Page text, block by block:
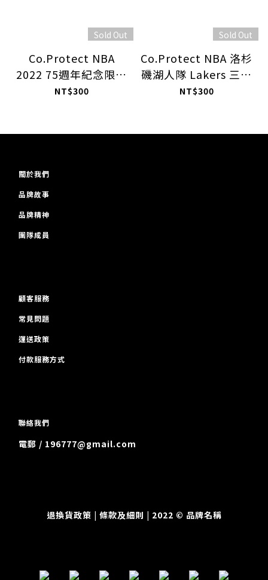
Sold Out
Co.Protect NBA
2022 75週年紀念限量
款 十入
NT$300
Sold Out
Co.Protect NBA 洛杉
磯湖人隊 Lakers 三層
式口罩 十入
NT$300
關於我們
品牌故事
品牌精神
團隊成員
顧客服務
常見問題
運送政策
付款服務方式
聯絡我們
電郵 / 196777@gmail.com
退換貨政策 | 條款及細則 | 2022 © 品牌名稱